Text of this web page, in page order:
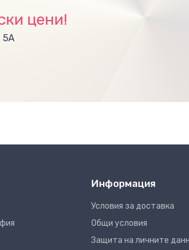
цени!
5А
Информация
Условия за доставка
Общи условия
Защита на личните